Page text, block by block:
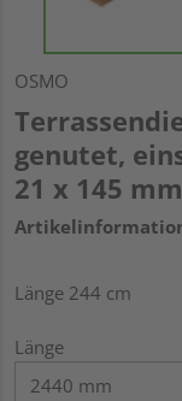
OSMO
genutet,
21 x 145 mm
Länge 244 cm
Länge